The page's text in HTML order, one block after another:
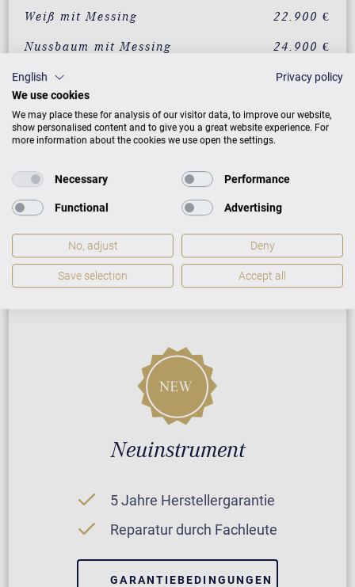
Weiß mit Messing 22.900 €
Nussbaum mit Messing 24.900 €
Mahagoni mit Messing 24.900 €
24.900 €
ACADEMY ACADEMY A 6
PREISLISTE HERUNTERLADEN
Neuinstrument
5 Jahre Herstellergarantie
Reparatur durch Fachleute
GARANTIEBEDINGUNGEN
English
Privacy policy
We use cookies
We may place these for analysis of our visitor data, to improve our website,
show personalised content and to give you a great website experience. For
more information about the cookies we use open the settings.
Necessary Performance
Functional Advertising
No, adjust Deny
Save selection Accept all